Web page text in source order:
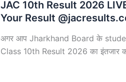
JAC 10th Result 2026
Your Result
अगर आप Jharkhand Board के
Class 10th Result 2026 का इंतजार